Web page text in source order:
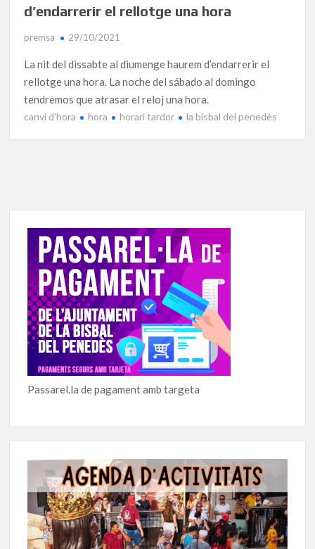
d’endarrerir el rellotge una hora
premsa 29/10/2021
La nit del dissabte al diumenge haurem d’endarrerir el
rellotge una hora. La noche del sábado al domingo
tendremos que atrasar el reloj una hora.
canvi d'hora hora horari tardor la bisbal del penedès
Passarel.la de pagament amb targeta